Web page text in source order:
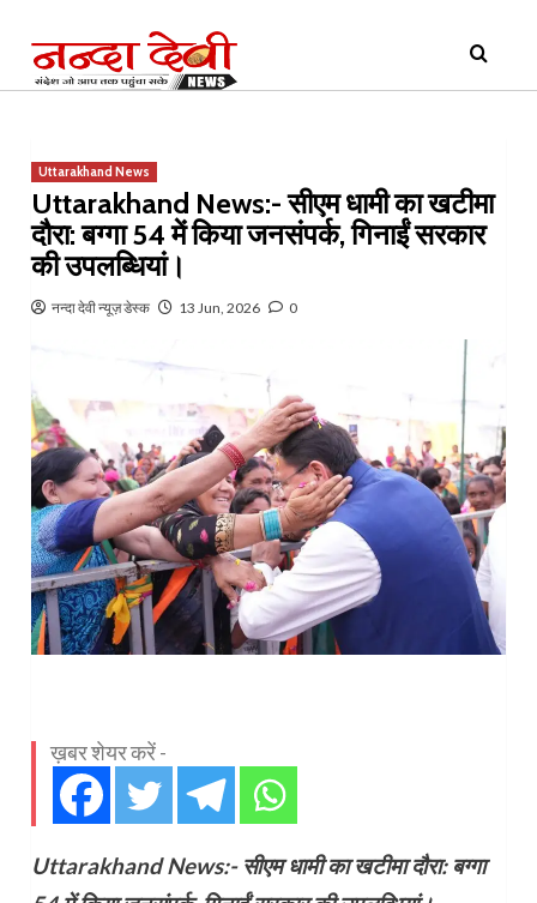
content
Menu
Uttarakhand News
Uttarakhand News:- सीएम धामी का खटीमा
दौरा: बग्गा 54 में किया जनसंपर्क, गिनाईं सरकार
की उपलब्धियां।
नन्दा देवी न्यूज़ डेस्क 13 Jun, 2026 0
ख़बर शेयर करें -
Uttarakhand News:- सीएम धामी का खटीमा दौरा: बग्गा